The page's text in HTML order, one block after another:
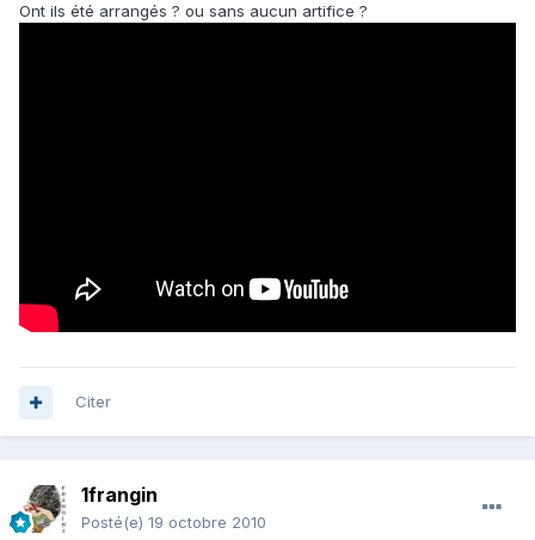
Ont ils été arrangés ? ou sans aucun artifice ?
Citer
1frangin
Posté(e) 19 octobre 2010